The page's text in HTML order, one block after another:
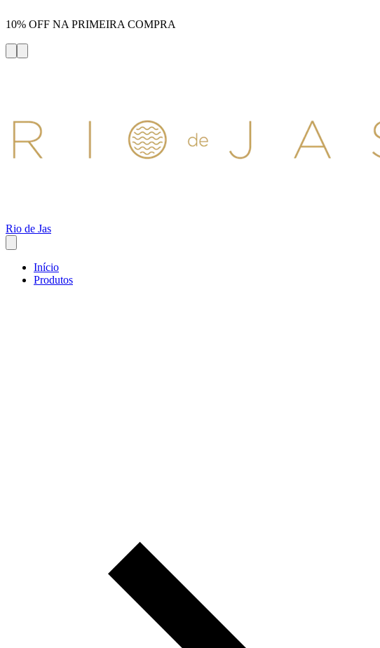
10% OFF NA PRIMEIRA COMPRA
Rio de Jas
Início
Produtos